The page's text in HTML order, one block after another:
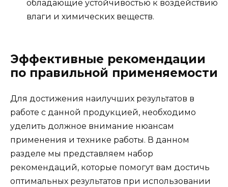
обладающие устойчивостью к воздействию
влаги и химических веществ.
Эффективные рекомендации
по правильной применяемости
Для достижения наилучших результатов в
работе с данной продукцией, необходимо
уделить должное внимание нюансам
применения и технике работы. В данном
разделе мы представляем набор
рекомендаций, которые помогут вам достичь
оптимальных результатов при использовании